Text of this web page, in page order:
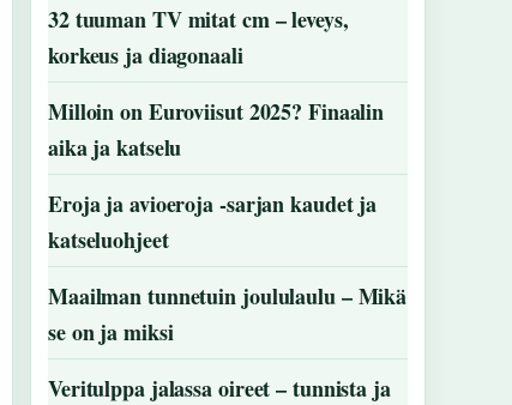
32 tuuman TV mitat cm – leveys,
korkeus ja diagonaali
Milloin on Euroviisut 2025? Finaalin
aika ja katselu
Eroja ja avioeroja -sarjan kaudet ja
katseluohjeet
Maailman tunnetuin joululaulu – Mikä
se on ja miksi
Veritulppa jalassa oireet – tunnista ja